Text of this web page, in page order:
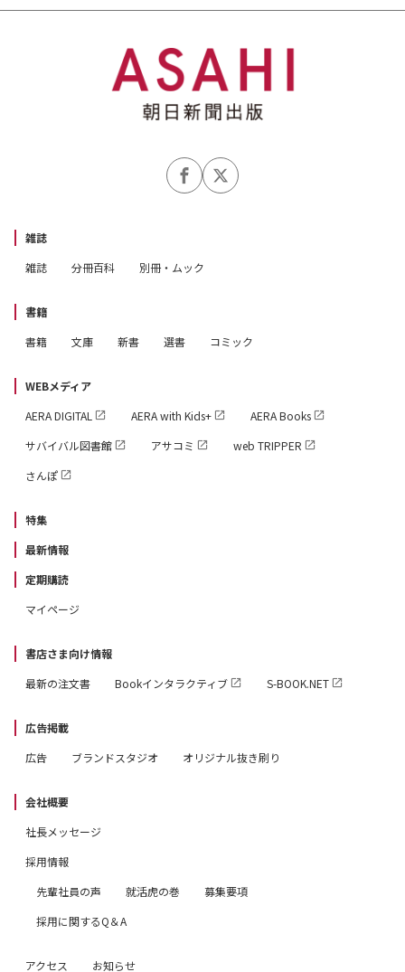
雑誌
雑誌
分冊百科 別冊・ムック
書籍
書籍
文庫 新書 選書 コミック
WEBメディア
AERA DIGITAL
AERA with Kids+
AERA Books
サバイバル図書館
アサコミ
web TRIPPER
さんぽ
特集
最新情報
定期購読
マイページ
書店さま向け情報
最新の注文書
Bookインタラクティブ S-BOOK.NET
広告掲載
広告
ブランドスタジオ オリジナル抜き刷り
会社概要
社長メッセージ
採用情報
先輩社員の声
就活虎の巻
募集要項
採用に関するQ＆A
アクセス お知らせ